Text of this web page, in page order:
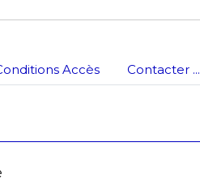
Accès Contacter ...